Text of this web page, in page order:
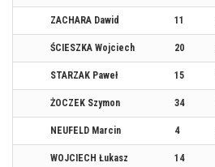
ZACHARA Dawid 11
ŚCIESZKA Wojciech 20
STARZAK Paweł 15
ŻOCZEK Szymon 34
NEUFELD Marcin 4
WOJCIECH Łukasz 14